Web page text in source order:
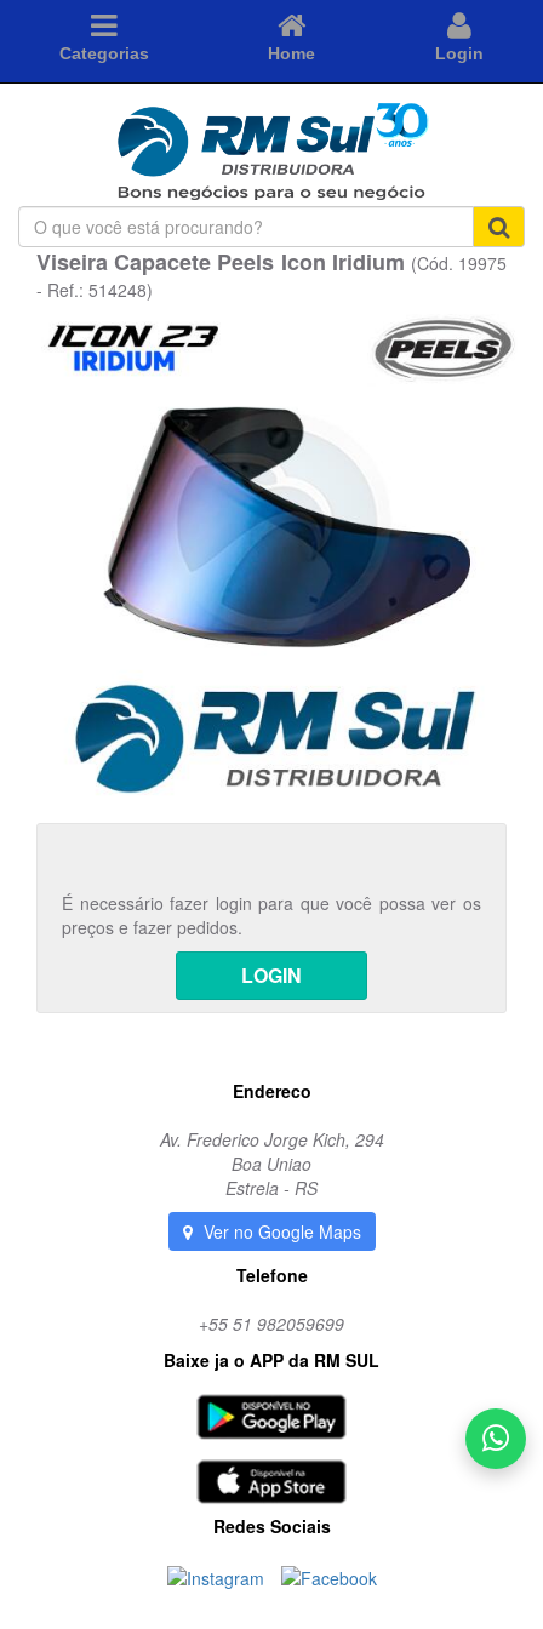
Categorias Home Login
O
que
você
está
Viseira Capacete Peels Icon Iridium (Cód. 19975
- Ref.: 514248)
É necessário fazer login para que você possa ver os
preços e fazer pedidos.
LOGIN
Endereco
Av. Frederico Jorge Kich, 294
Boa Uniao
Estrela - RS
Ver no Google Maps
Telefone
+55 51 982059699
Baixe ja o APP da RM SUL
Redes Sociais